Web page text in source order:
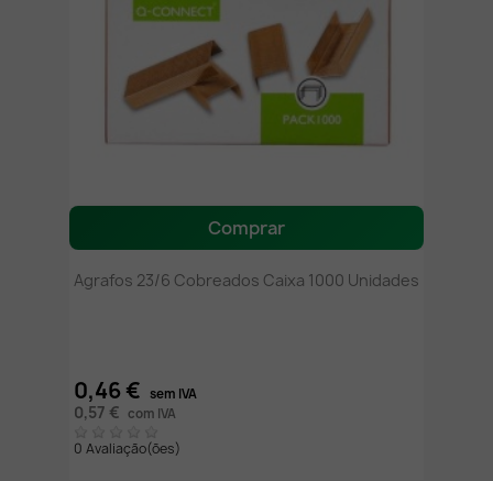
Comprar
Agrafos 23/6 Cobreados Caixa 1000 Unidades
0,46 € sem IVA
0,57 € com IVA
0 Avaliação(ões)